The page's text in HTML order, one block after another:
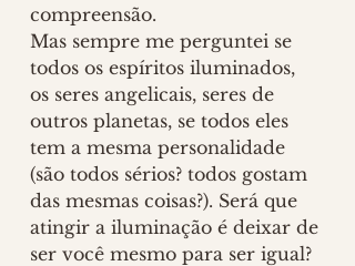
compreensão.
Mas sempre me perguntei se
todos os espíritos iluminados,
os seres angelicais, seres de
outros planetas, se todos eles
tem a mesma personalidade
(são todos sérios? todos gostam
das mesmas coisas?). Será que
atingir a iluminação é deixar de
ser você mesmo para ser igual?